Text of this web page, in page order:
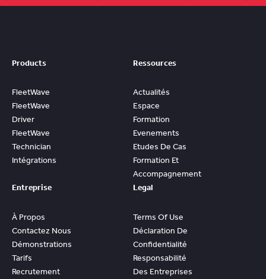
Products
FleetWave
FleetWave
Driver
FleetWave
Technician
Intégrations
Ressources
Actualités
Espace
Formation
Evenements
Etudes De Cas
Formation Et
Accompagnement
Entreprise
À Propos
Contactez Nous
Démonstrations
Tarifs
Recrutement
Legal
Terms Of Use
Déclaration De
Confidentialité
Responsabilité
Des Entreprises